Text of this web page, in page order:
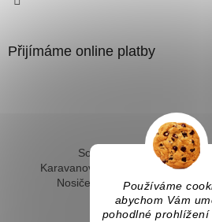
Používáme
abychom Vám
pohodlné prohlížení
Přijímáme online platby
Solární ohřev vody -
Karavanové solární systémy
Nosiče kol na tažné
Hevery a
Fotovoltaický